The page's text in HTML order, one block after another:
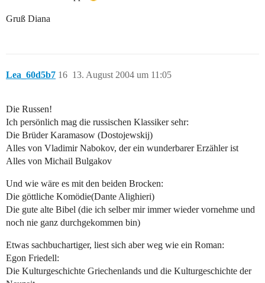
Gruß Diana
Lea_60d5b7 13. August 2004 um 11:05
16
Die Russen!
Ich persönlich mag die russischen Klassiker sehr:
Die Brüder Karamasow (Dostojewskij)
Alles von Vladimir Nabokov, der ein wunderbarer Erzähler ist
Alles von Michail Bulgakov
Und wie wäre es mit den beiden Brocken:
Die göttliche Komödie(Dante Alighieri)
Die gute alte Bibel (die ich selber mir immer wieder vornehme und
noch nie ganz durchgekommen bin)
Etwas sachbuchartiger, liest sich aber weg wie ein Roman:
Egon Friedell:
Die Kulturgeschichte Griechenlands und die Kulturgeschichte der